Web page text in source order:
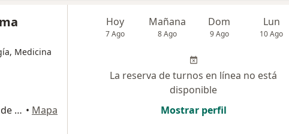
Medicina
BATALLA DE MAIPU 747, San Miguel de Tucumán • Mapa
Hoy
7 Ago
Mañana
8 Ago
Dom
9 Ago
Lun
10 Ago
La reserva de turnos en línea no está
disponible
Mostrar perfil